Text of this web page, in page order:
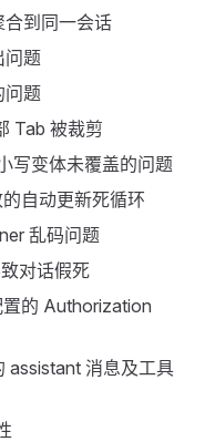
到同一会话
问题
问题
Tab 被裁剪
写变体未覆盖的问题
自动更新死循环
乱码问题
对话假死
的 Authorization
assistant 消息及工具